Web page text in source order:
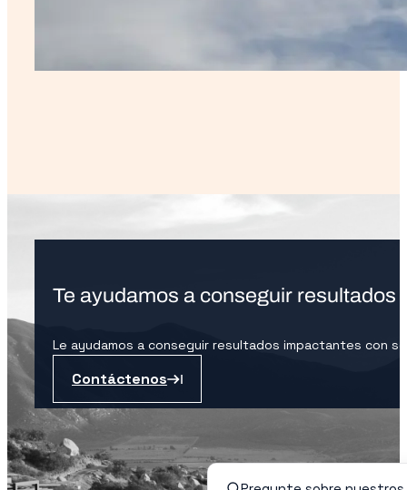
Te ayudamos a conseguir resultados
Le ayudamos a conseguir resultados impactantes con
Contáctenos